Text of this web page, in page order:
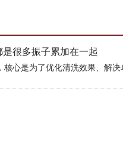
很多振子累加在一起
心是为了优化清洗效果、解